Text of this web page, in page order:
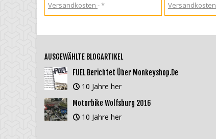
Versandkosten
*
Versandkosten
AUSGEWÄHLTE BLOGARTIKEL
FUEL Berichtet Über Monkeyshop.de
10 Jahre her
Motorbike Wolfsburg 2016
10 Jahre her